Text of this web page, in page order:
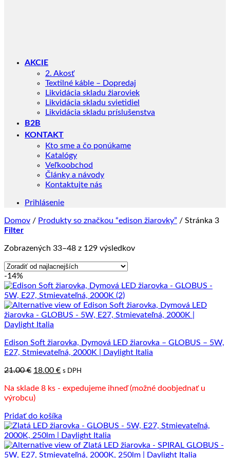
AKCIE
2. Akosť
Textilné káble – Dopredaj
Likvidácia skladu žiaroviek
Likvidácia skladu svietidiel
Likvidácia skladu príslušenstva
B2B
KONTAKT
Kto sme a čo ponúkame
Katalógy
Veľkoobchod
Články a návody
Kontaktujte nás
Prihlásenie
Domov / Produkty so značkou “edison žiarovky” / Stránka 3
Filter
Zobrazených 33–48 z 129 výsledkovZoradené
najnižšej
najvyššiu
-14%
Edison Soft žiarovka, Dymová LED žiarovka – GLOBUS – 5W,
E27, Stmievateľná, 2000K | Daylight Italia
21.00€ Pôvodná
bola:
21.00 €.
18.00 €Aktuálna
je:
s DPH
Na sklade 8 ks - expedujeme ihneď (možné doobjednať u
výrobcu)
Pridať do košíka